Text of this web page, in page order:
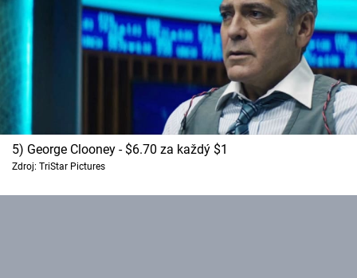
5) George Clooney - $6.70 za každý $1
Zdroj: TriStar Pictures